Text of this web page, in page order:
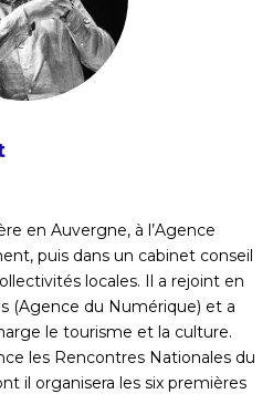
en Auvergne, à l’Agence
puis dans un cabinet conseil
locales. Il a rejoint en
(Agence du Numérique) et a
le tourisme et la culture.
les Rencontres Nationales du
il organisera les six premières